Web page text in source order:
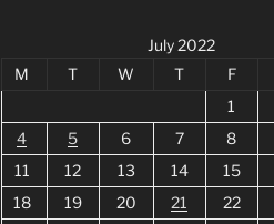
July 2022
M
T W T F
1
4
5 6 7 8
11
12 13 14 15
18
19 20 21 22